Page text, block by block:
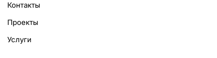
Контакты
Проекты
Услуги